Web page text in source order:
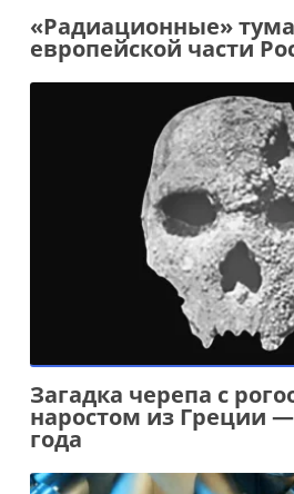
«Радиационные»
европейской части
Загадка черепа с
наростом из Греции —
года